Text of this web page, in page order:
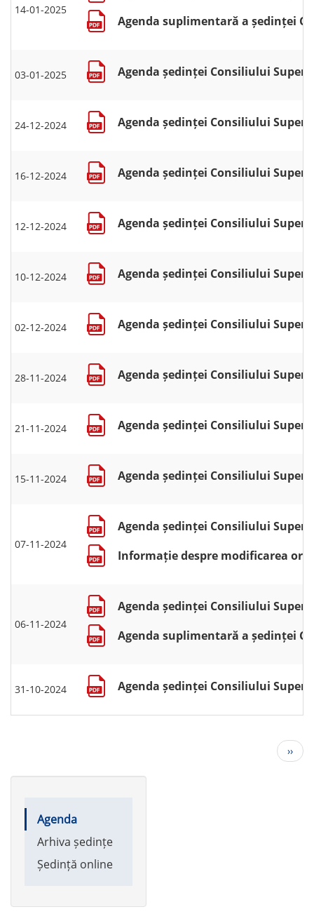
14-01-2025
Agenda suplimentară a ședinței
03-01-2025 Agenda ședinței Consiliului
24-12-2024 Agenda ședinței Consiliului
16-12-2024 Agenda ședinței Consiliului
12-12-2024 Agenda ședinței Consiliului
10-12-2024 Agenda ședinței Consiliului
02-12-2024 Agenda ședinței Consiliului
28-11-2024 Agenda ședinței Consiliului
21-11-2024 Agenda ședinței Consiliului
15-11-2024 Agenda ședinței Consiliului
07-11-2024
Agenda ședinței Consiliului
Informație despre modificarea
06-11-2024
Agenda ședinței Consiliului
Agenda suplimentară a ședinței
31-10-2024 Agenda ședinței Consiliului
Next
page
››
Main
navigation
Agenda
Arhiva ședințe
Ședință online